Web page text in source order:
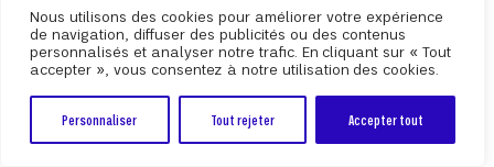
Nous utilisons des cookies pour améliorer votre expérience
de navigation, diffuser des publicités ou des contenus
personnalisés et analyser notre trafic. En cliquant sur « Tout
accepter », vous consentez à notre utilisation des cookies.
Personnaliser Tout rejeter Accepter tout